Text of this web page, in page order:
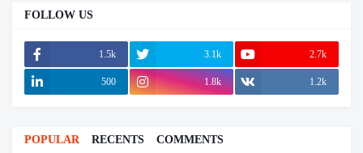
FOLLOW US
1.5k 3.1k 2.7k
500 1.8k 1.2k
POPULAR RECENTS COMMENTS